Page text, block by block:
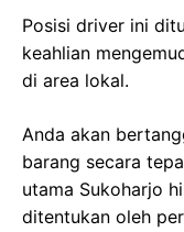
Posisi driver ini
keahlian
di area lokal.
Anda akan
barang secara
utama Sukoharjo
ditentukan oleh